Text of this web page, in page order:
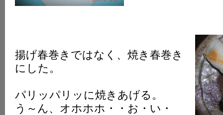
揚げ春巻きではなく、焼き春巻き
にした。
パリッパリッに焼きあげる。
う～ん、オホホホ・・お・い・